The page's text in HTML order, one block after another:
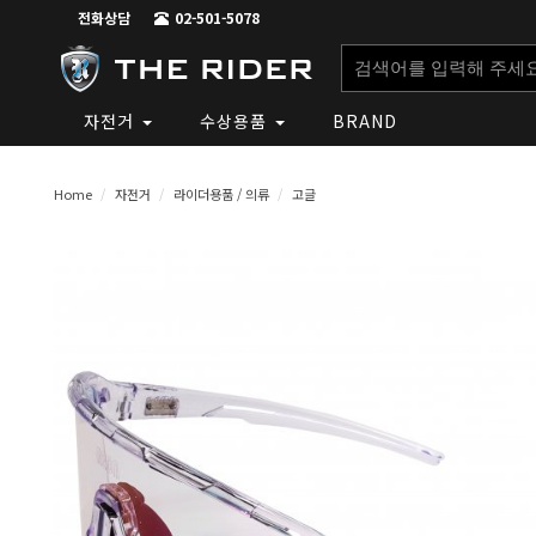
전화상담 02-501-5078
자전거 수상용품 BRAND
Home 자전거 라이더용품 / 의류 고글